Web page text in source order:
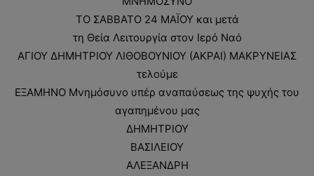
ΤΟ ΣΑΒΒΑΤΟ 24 ΜΑΪΟΥ και μετά
τη Θεία Λειτουργία στον Ιερό Ναό
ΑΓΙΟΥ ΔΗΜΗΤΡΙΟΥ ΛΙΘΟΒΟΥΝΙΟΥ (ΑΚΡΑΙ) ΜΑΚΡΥΝΕΙΑΣ
τελούμε
ΕΞΑΜΗΝΟ Μνημόσυνο υπέρ αναπαύσεως της ψυχής του
αγαπημένου μας
ΔΗΜΗΤΡΙΟΥ
ΒΑΣΙΛΕΙΟΥ
ΑΛΕΞΑΝΔΡΗ